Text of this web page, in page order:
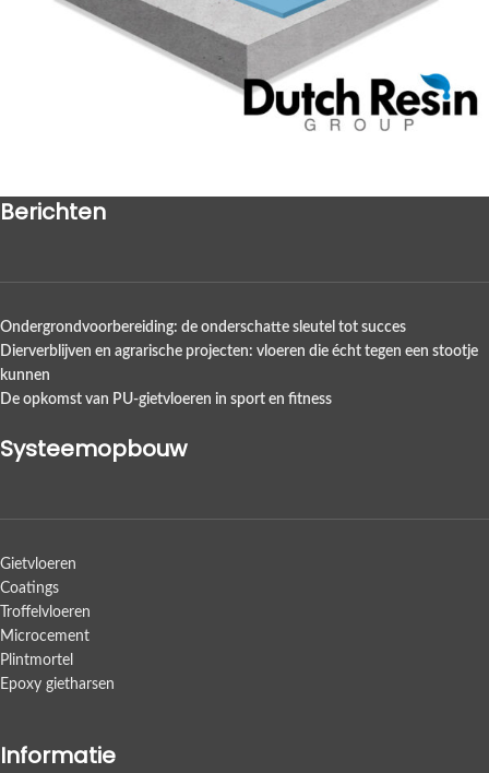
Berichten
Ondergrondvoorbereiding: de onderschatte sleutel tot succes
Dierverblijven en agrarische projecten: vloeren die écht tegen een stootje
kunnen
De opkomst van PU-gietvloeren in sport en fitness
Systeemopbouw
Gietvloeren
Coatings
Troffelvloeren
Microcement
Plintmortel
Epoxy gietharsen
Informatie